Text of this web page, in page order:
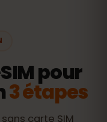
pour
3 étapes
carte SIM